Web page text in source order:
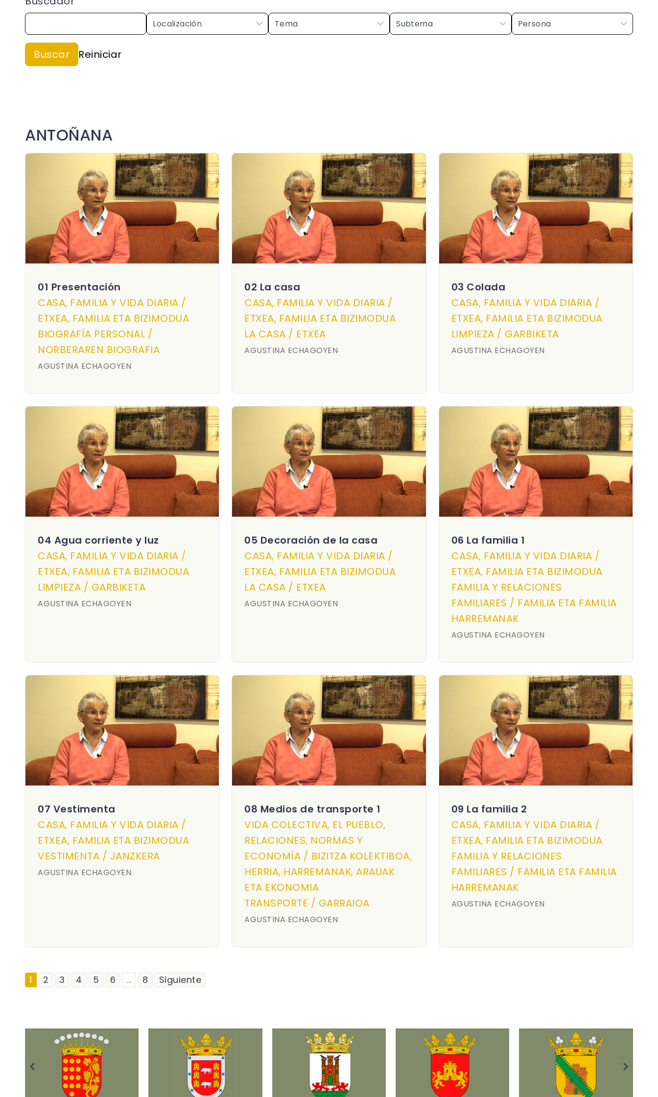
ANTOÑANA
01 Presentación
CASA, FAMILIA Y VIDA DIARIA /
ETXEA, FAMILIA ETA BIZIMODUA
BIOGRAFÍA PERSONAL /
NORBERAREN BIOGRAFIA
AGUSTINA ECHAGOYEN
02 La casa
CASA, FAMILIA Y VIDA DIARIA /
ETXEA, FAMILIA ETA BIZIMODUA
LA CASA / ETXEA
AGUSTINA ECHAGOYEN
03 Colada
CASA, FAMILIA Y VIDA DIARIA /
ETXEA, FAMILIA ETA BIZIMODUA
LIMPIEZA / GARBIKETA
AGUSTINA ECHAGOYEN
04 Agua corriente y luz
CASA, FAMILIA Y VIDA DIARIA /
ETXEA, FAMILIA ETA BIZIMODUA
LIMPIEZA / GARBIKETA
AGUSTINA ECHAGOYEN
05 Decoración de la casa
CASA, FAMILIA Y VIDA DIARIA /
ETXEA, FAMILIA ETA BIZIMODUA
LA CASA / ETXEA
AGUSTINA ECHAGOYEN
06 La familia 1
CASA, FAMILIA Y VIDA DIARIA /
ETXEA, FAMILIA ETA BIZIMODUA
FAMILIA Y RELACIONES
FAMILIARES / FAMILIA ETA FAMILIA
HARREMANAK
AGUSTINA ECHAGOYEN
07 Vestimenta
CASA, FAMILIA Y VIDA DIARIA /
ETXEA, FAMILIA ETA BIZIMODUA
VESTIMENTA / JANZKERA
AGUSTINA ECHAGOYEN
08 Medios de transporte 1
VIDA COLECTIVA, EL PUEBLO,
RELACIONES, NORMAS Y
ECONOMÍA / BIZITZA KOLEKTIBOA,
HERRIA, HARREMANAK, ARAUAK
ETA EKONOMIA
TRANSPORTE / GARRAIOA
AGUSTINA ECHAGOYEN
09 La familia 2
CASA, FAMILIA Y VIDA DIARIA /
ETXEA, FAMILIA ETA BIZIMODUA
FAMILIA Y RELACIONES
FAMILIARES / FAMILIA ETA FAMILIA
HARREMANAK
AGUSTINA ECHAGOYEN
1 2 3 4 5 6 ... 8 Siguiente